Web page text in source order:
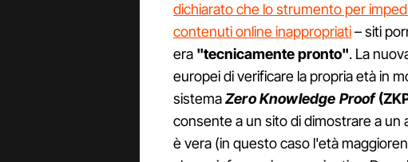
dichiarato che lo strumento per
contenuti online inappropriati– siti
era "tecnicamente pronto". La
europei di verificare la propria età in
sistemaZero Knowledge Proof
consente a un sito di dimostrare a
è vera (in questo caso l'età